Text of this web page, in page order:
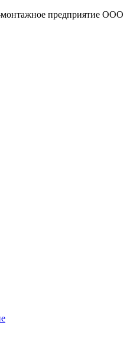
предприятие ООО